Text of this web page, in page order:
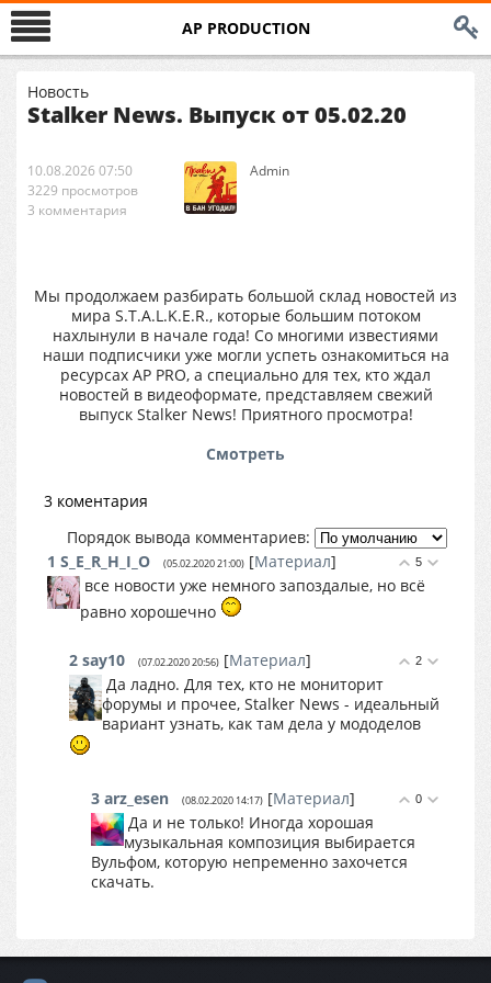
AP PRODUCTION
Новость
Stalker News. Выпуск от 05.02.20
10.08.2026 07:50
3229 просмотров
3 комментария
Аdmin
Мы продолжаем разбирать большой склад новостей из
мира S.T.A.L.K.E.R., которые большим потоком
нахлынули в начале года! Со многими известиями
наши подписчики уже могли успеть ознакомиться на
ресурсах AP PRO, а специально для тех, кто ждал
новостей в видеоформате, представляем свежий
выпуск Stalker News! Приятного просмотра!
Смотреть
3 коментария
Порядок вывода комментариев:
5
1 S_E_R_H_I_O (05.02.2020 21:00) [Материал]
все новости уже немного запоздалые, но всё
равно хорошечно
2
2 say10 (07.02.2020 20:56) [Материал]
Да ладно. Для тех, кто не мониторит
форумы и прочее, Stalker News - идеальный
вариант узнать, как там дела у мододелов
0
3 arz_esen (08.02.2020 14:17) [Материал]
Да и не только! Иногда хорошая
музыкальная композиция выбирается
Вульфом, которую непременно захочется
скачать.